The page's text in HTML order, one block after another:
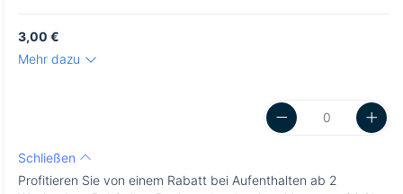
3,00 €
Mehr dazu
Schließen
Profitieren Sie von einem Rabatt bei Aufenthalten ab 2